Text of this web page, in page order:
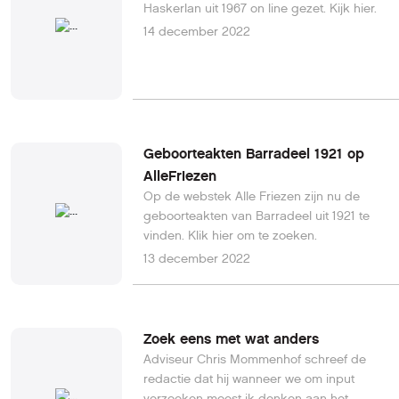
Haskerlan uit 1967 on line gezet. Kijk hier.
14 december 2022
Geboorteakten Barradeel 1921 op
AlleFriezen
Op de webstek Alle Friezen zijn nu de
geboorteakten van Barradeel uit 1921 te
vinden. Klik hier om te zoeken.
13 december 2022
Zoek eens met wat anders
Adviseur Chris Mommenhof schreef de
redactie dat hij wanneer we om input